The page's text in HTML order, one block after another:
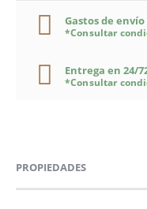
Gastos de
*Consultar
Entrega en 24/
*Consultar
PROPIEDADES